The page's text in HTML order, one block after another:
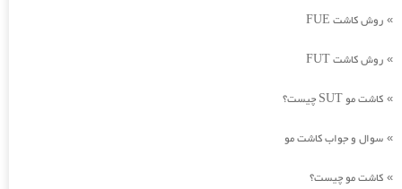
» روش کاشت FUE
» روش کاشت FUT
» کاشت مو SUT چیست؟
» سوال و جواب کاشت مو
» کاشت مو چیست؟